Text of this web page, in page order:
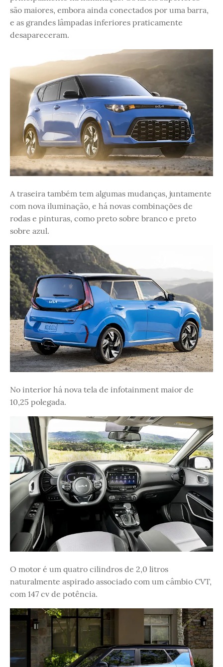
são maiores, embora ainda conectados por uma barra,
e as grandes lâmpadas inferiores praticamente
desapareceram.
A traseira também tem algumas mudanças, juntamente
com nova iluminação, e há novas combinações de
rodas e pinturas, como preto sobre branco e preto
sobre azul.
No interior há nova tela de infotainment maior de
10,25 polegada.
O motor é um quatro cilindros de 2,0 litros
naturalmente aspirado associado com um câmbio CVT,
com 147 cv de potência.